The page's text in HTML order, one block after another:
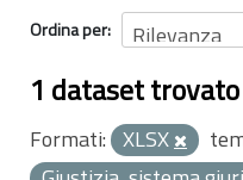
Ordina per
1 dataset trovato
Formati: XLSX